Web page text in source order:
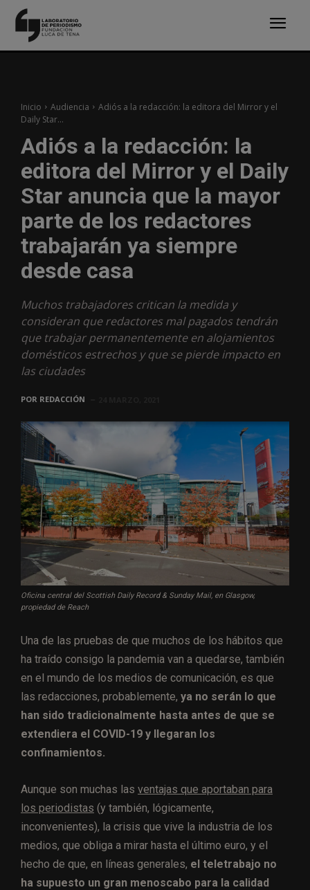
Inicio Audiencia
Adiós a la redacción: la editora del Mirror y el
Daily Star...
Adiós a la redacción: la
editora del Mirror y el Daily
Star anuncia que la mayor
parte de los redactores
trabajarán ya siempre
desde casa
Muchos trabajadores critican la medida y
consideran que redactores mal pagados tendrán
que trabajar permanentemente en alojamientos
domésticos estrechos y que se pierde impacto en
las ciudades
POR REDACCIÓN
Oficina central del Scottish Daily Record & Sunday Mail, en Glasgow,
propiedad de Reach
Una de las pruebas de que muchos de los hábitos que
ha traído consigo la pandemia van a quedarse, también
en el mundo de los medios de comunicación, es que
las redacciones, probablemente, ya no serán lo que
han sido tradicionalmente hasta antes de que se
extendiera el COVID-19 y llegaran los
confinamientos.
Aunque son muchas las ventajas que aportaban para
los periodistas (y también, lógicamente,
inconvenientes), la crisis que vive la industria de los
medios, que obliga a mirar hasta el último euro, y el
hecho de que, en líneas generales, el teletrabajo no
ha supuesto un gran menoscabo para la calidad